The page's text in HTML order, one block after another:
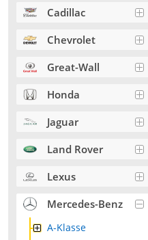
Cadillac
Chevrolet
Great-Wall
Honda
Jaguar
Land Rover
Lexus
Mercedes-Benz
A-Klasse